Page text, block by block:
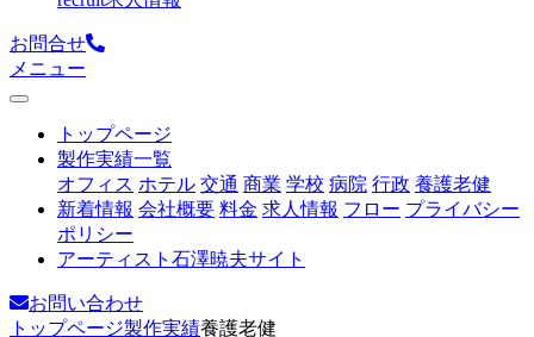
お問合せ
メニュー
トップページ
製作実績一覧
オフィス ホテル 交通 商業 学校 病院 行政 養護老健
新着情報 会社概要 料金 求人情報 フロー プライバシー
ポリシー
アーティスト石澤暁夫サイト
お問い合わせ
トップページ製作実績養護老健